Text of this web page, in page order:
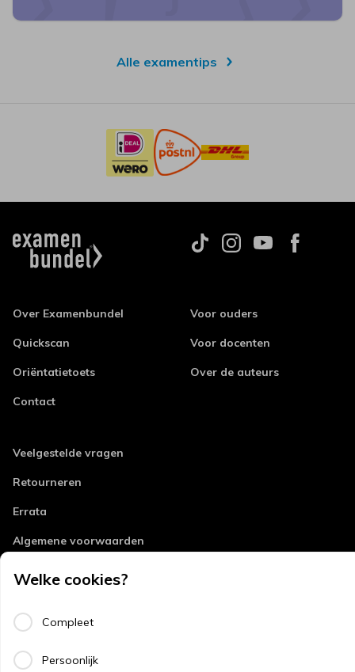
Alle examentips
Over Examenbundel
Quickscan
Oriëntatietoets
Contact
Voor ouders
Voor docenten
Over de auteurs
Veelgestelde vragen
Retourneren
Errata
Algemene voorwaarden
Copyright
Welke cookies?
Compleet
Persoonlijk